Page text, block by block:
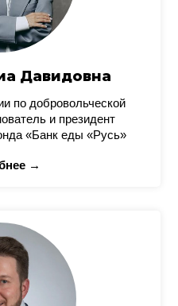
Давидовна
по добровольческой
и президент
«Банк еды «Русь»
→